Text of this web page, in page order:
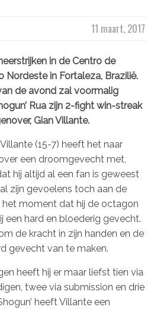
11 maart, 2017
in de Centro de
Nordeste in Fortaleza, Brazilië.
de avond zal voormalig
Rua zijn 2-fight win-streak
Gian Villante.
(15-7) heeft het naar
een droomgevecht met,
hij altijd al een fan is geweest
zijn gevoelens toch aan de
moment dat hij de octagon
een hard en bloederig gevecht.
de kracht in zijn handen en de
gevecht van te maken.
heeft hij er maar liefst tien via
twee via submission en drie
heeft Villante een